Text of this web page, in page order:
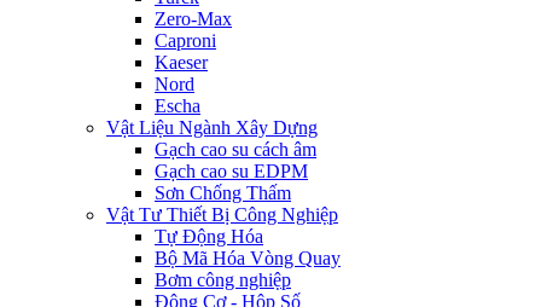
Zero-Max
Caproni
Kaeser
Nord
Escha
Vật Liệu Ngành Xây Dựng
Gạch cao su cách âm
Gạch cao su EDPM
Sơn Chống Thấm
Vật Tư Thiết Bị Công Nghiệp
Tự Động Hóa
Bộ Mã Hóa Vòng Quay
Bơm công nghiệp
Động Cơ - Hộp Số